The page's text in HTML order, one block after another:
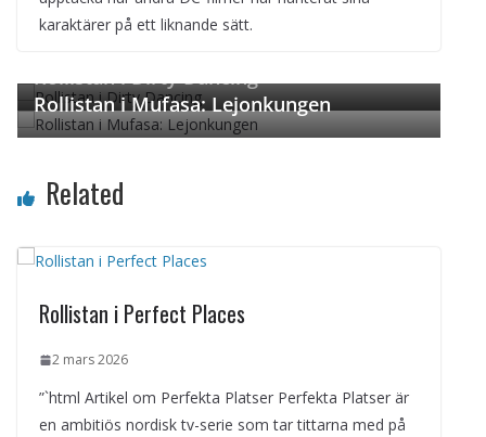
karaktärer på ett liknande sätt.
Rollistan i Dirty Dancing
Rollistan i Mufasa: Lejonkungen
Related
Rollistan i Perfect Places
2 mars 2026
”`html Artikel om Perfekta Platser Perfekta Platser är
en ambitiös nordisk tv-serie som tar tittarna med på